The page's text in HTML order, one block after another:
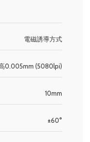
電磁誘導方式
0.005mm (5080lpi)
10mm
±60°